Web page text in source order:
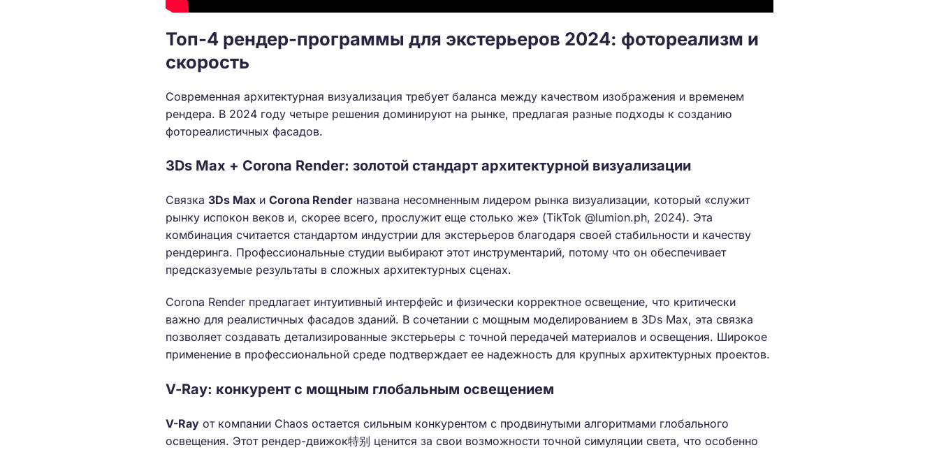
Топ-4 рендер-программы для экстерьеров 2024: фотореализм и
скорость
Современная архитектурная визуализация требует баланса между качеством изображения и временем
рендера. В 2024 году четыре решения доминируют на рынке, предлагая разные подходы к созданию
фотореалистичных фасадов.
3Ds Max + Corona Render: золотой стандарт архитектурной визуализации
Связка 3Ds Max и Corona Render названа несомненным лидером рынка визуализации, который «служит
рынку испокон веков и, скорее всего, прослужит еще столько же» (TikTok @lumion.ph, 2024). Эта
комбинация считается стандартом индустрии для экстерьеров благодаря своей стабильности и качеству
рендеринга. Профессиональные студии выбирают этот инструментарий, потому что он обеспечивает
предсказуемые результаты в сложных архитектурных сценах.
Corona Render предлагает интуитивный интерфейс и физически корректное освещение, что критически
важно для реалистичных фасадов зданий. В сочетании с мощным моделированием в 3Ds Max, эта связка
позволяет создавать детализированные экстерьеры с точной передачей материалов и освещения. Широкое
применение в профессиональной среде подтверждает ее надежность для крупных архитектурных проектов.
V-Ray: конкурент с мощным глобальным освещением
V-Ray от компании Chaos остается сильным конкурентом с продвинутыми алгоритмами глобального
освещения. Этот рендер-движок特别 ценится за свои возможности точной симуляции света, что особенно